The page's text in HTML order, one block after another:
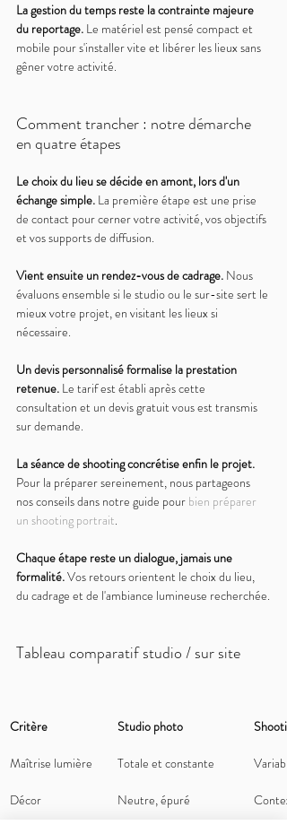
La gestion du temps reste la contrainte majeure
du reportage. Le matériel est pensé compact et
mobile pour s'installer vite et libérer les lieux sans
gêner votre activité.
Comment trancher : notre démarche
en quatre étapes
Le choix du lieu se décide en amont, lors d'un
échange simple. La première étape est une prise
de contact pour cerner votre activité, vos objectifs
et vos supports de diffusion.
Vient ensuite un rendez-vous de cadrage. Nous
évaluons ensemble si le studio ou le sur-site sert le
mieux votre projet, en visitant les lieux si
nécessaire.
Un devis personnalisé formalise la prestation
retenue. Le tarif est établi après cette
consultation et un devis gratuit vous est transmis
sur demande.
La séance de shooting concrétise enfin le projet.
Pour la préparer sereinement, nous partageons
nos conseils dans notre guide pour bien préparer
un shooting portrait.
Chaque étape reste un dialogue, jamais une
formalité. Vos retours orientent le choix du lieu,
du cadrage et de l'ambiance lumineuse recherchée.
Tableau comparatif studio / sur site
Critère Studio photo
Maîtrise lumière Totale et constante
Décor Neutre, épuré